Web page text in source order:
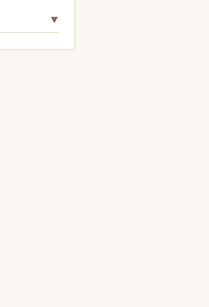
▼